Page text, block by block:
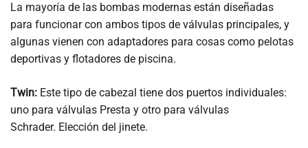
La mayoría de las bombas modernas están diseñadas
para funcionar con ambos tipos de válvulas principales, y
algunas vienen con adaptadores para cosas como pelotas
deportivas y flotadores de piscina.
Twin: Este tipo de cabezal tiene dos puertos individuales:
uno para válvulas Presta y otro para válvulas
Schrader. Elección del jinete.